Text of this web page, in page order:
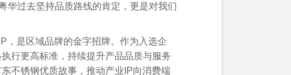
华过去坚持品质路线的肯定，更是对我们
，是区域品牌的金字招牌。作为入选企
行更高标准，持续提升产品品质与服务
不锈钢优质故事，推动产业IP向消费端